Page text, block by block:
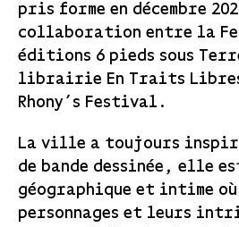
pris forme en décembre
collaboration entre la
éditions 6 pieds sous
librairie En Traits
Rhony’s Festival.
La ville a toujours
de bande dessinée, elle
géographique et intime
personnages et leurs